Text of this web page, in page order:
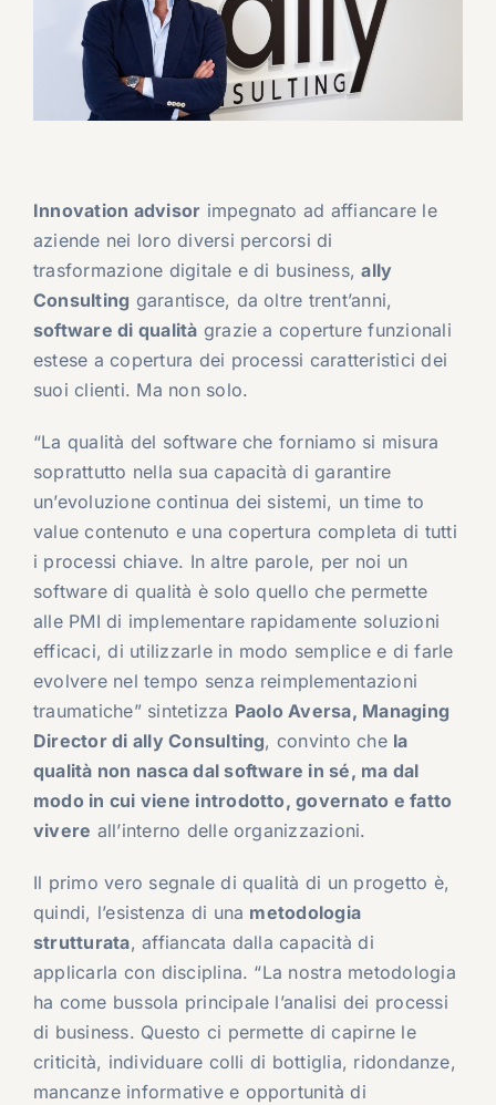
Innovation advisor impegnato ad affiancare le
aziende nei loro diversi percorsi di
trasformazione digitale e di business,ally
Consulting garantisce, da oltre trent’anni,
software di qualità grazie a coperture funzionali
estese a copertura dei processi caratteristici dei
suoi clienti. Ma non solo.
“La qualità del software che forniamo si misura
soprattutto nella sua capacità di garantire
un’evoluzione continua dei sistemi, un time to
value contenuto e una copertura completa di tutti
i processi chiave. In altre parole, per noi un
software di qualità è solo quello che permette
alle PMI di implementare rapidamente soluzioni
efficaci, di utilizzarle in modo semplice e di farle
evolvere nel tempo senza reimplementazioni
traumatiche” sintetizza Paolo Aversa, Managing
Director di ally Consulting, convinto che la
qualità non nasca dal software in sé, ma dal
modo in cui viene introdotto, governato e fatto
vivere all’interno delle organizzazioni.
Il primo vero segnale di qualità di un progetto è,
quindi, l’esistenza di una metodologia
strutturata, affiancata dalla capacità di
applicarla con disciplina. “La nostra metodologia
ha come bussola principale l’analisi dei processi
di business. Questo ci permette di capirne le
criticità, individuare colli di bottiglia, ridondanze,
mancanze informative e opportunità di